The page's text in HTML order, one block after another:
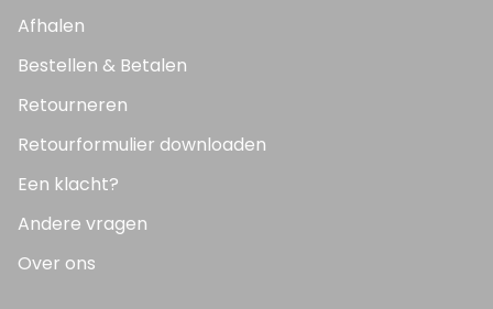
Afhalen
Bestellen & Betalen
Retourneren
Retourformulier downloaden
Een klacht?
Andere vragen
Over ons